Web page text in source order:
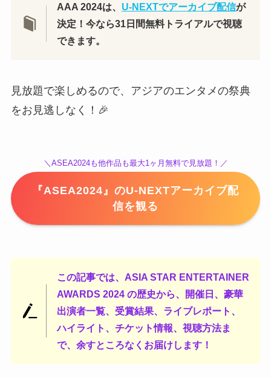
AAA 2024は、 U-NEXTでアーカイブ配信が
決定！今なら31日間無料トライアルで視聴
できます。
見放題で楽しめるので、アジアのエンタメの祭典
をお見逃しなく！🎉
＼ASEA2024も他作品も最大1ヶ月無料で見放題！／
『ASEA2024』のU-NEXTアーカイブ配
信を観る
この記事では、ASIA STAR ENTERTAINER
AWARDS 2024 の歴史から、開催日、豪華
出演者一覧、受賞結果、ライブレポート、
ハイライト、チケット情報、視聴方法ま
で、余すところなくお届けします！